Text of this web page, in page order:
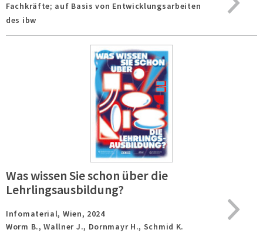
Fachkräfte; auf Basis von Entwicklungsarbeiten
des ibw
Was wissen Sie schon über die
Lehrlingsausbildung?
Infomaterial, Wien, 2024
Worm B., Wallner J., Dornmayr H., Schmid K.